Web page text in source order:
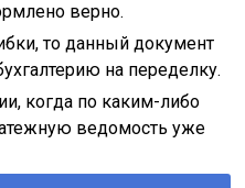
верно.
то данный документ
на переделку.
когда по каким-либо
ведомость уже